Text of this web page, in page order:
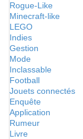
Rogue-Like
Minecraft-like
LEGO
Indies
Gestion
Mode
Inclassable
Football
Jouets connectés
Enquête
Application
Rumeur
Livre